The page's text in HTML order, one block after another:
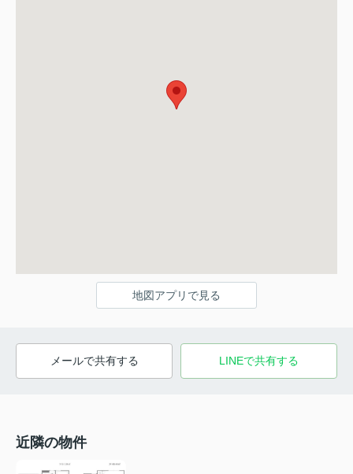
地図アプリで見る
メールで共有する LINEで共有する
近隣の物件